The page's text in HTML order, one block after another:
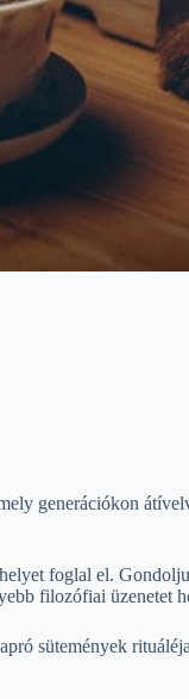
generációkon
foglal el.
filozófiai üzenetet
sütemények